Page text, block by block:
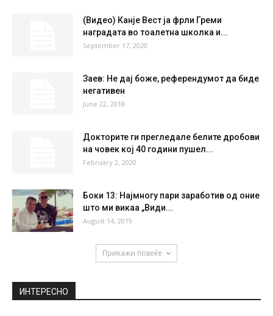
(Видео) Канје Вест ја фрли Греми
наградата во тоалетна школка и...
September 17, 2020
Заев: Не дај боже, референдумот да биде
негативен
June 22, 2018
Докторите ги прегледале белите дробови
на човек кој 40 години пушел...
February 2, 2020
Боки 13: Најмногу пари заработив од оние
што ми викаа „Види...
August 14, 2019
Прикажи повеќе
ИНТЕРЕСНО